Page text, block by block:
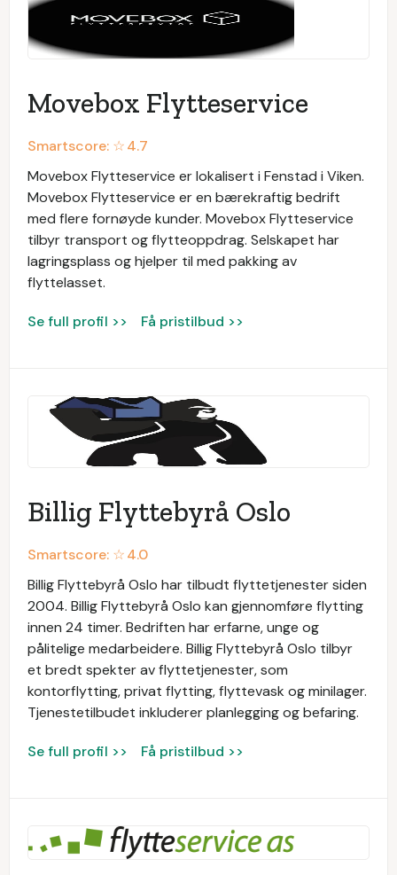
Movebox Flytteservice
Smartscore: ☆4.7
Movebox Flytteservice er lokalisert i Fenstad i Viken.
Movebox Flytteservice er en bærekraftig bedrift
med flere fornøyde kunder. Movebox Flytteservice
tilbyr transport og flytteoppdrag. Selskapet har
lagringsplass og hjelper til med pakking av
flyttelasset.
Se full profil >> Få pristilbud >>
Billig Flyttebyrå Oslo
Smartscore: ☆4.0
Billig Flyttebyrå Oslo har tilbudt flyttetjenester siden
2004. Billig Flyttebyrå Oslo kan gjennomføre flytting
innen 24 timer. Bedriften har erfarne, unge og
pålitelige medarbeidere. Billig Flyttebyrå Oslo tilbyr
et bredt spekter av flyttetjenester, som
kontorflytting, privat flytting, flyttevask og minilager.
Tjenestetilbudet inkluderer planlegging og befaring.
Se full profil >> Få pristilbud >>